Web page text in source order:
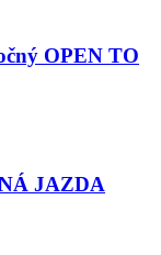
OPEN TO
JAZDA